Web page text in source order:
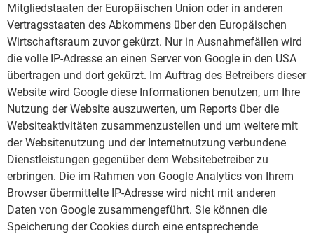
Mitgliedstaaten der Europäischen Union oder in anderen
Vertragsstaaten des Abkommens über den Europäischen
Wirtschaftsraum zuvor gekürzt. Nur in Ausnahmefällen wird
die volle IP-Adresse an einen Server von Google in den USA
übertragen und dort gekürzt. Im Auftrag des Betreibers dieser
Website wird Google diese Informationen benutzen, um Ihre
Nutzung der Website auszuwerten, um Reports über die
Websiteaktivitäten zusammenzustellen und um weitere mit
der Websitenutzung und der Internetnutzung verbundene
Dienstleistungen gegenüber dem Websitebetreiber zu
erbringen. Die im Rahmen von Google Analytics von Ihrem
Browser übermittelte IP-Adresse wird nicht mit anderen
Daten von Google zusammengeführt. Sie können die
Speicherung der Cookies durch eine entsprechende